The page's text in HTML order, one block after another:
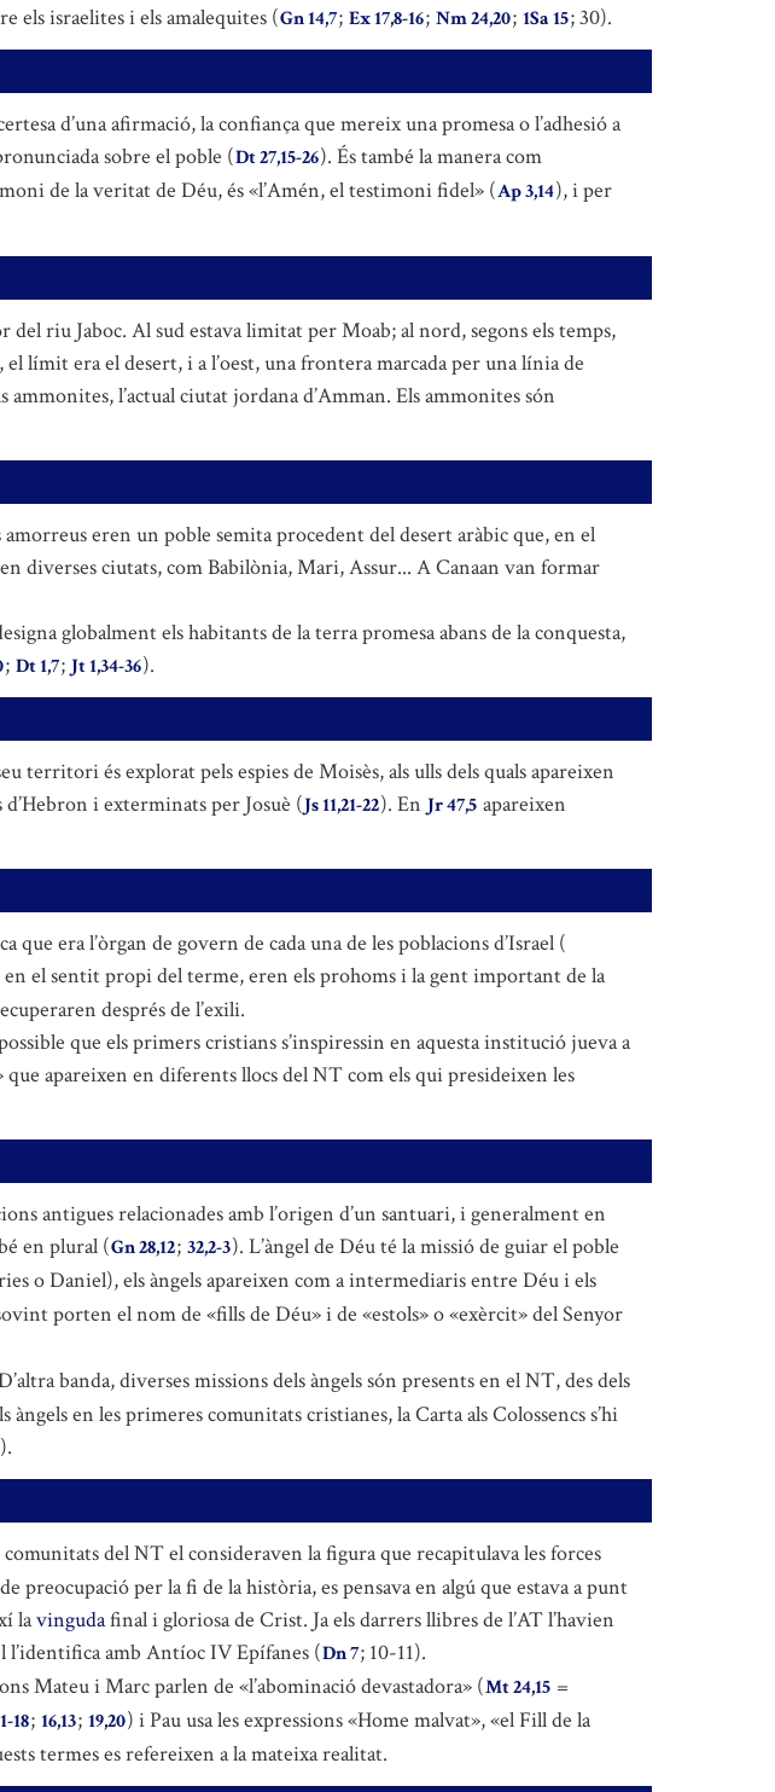
els israelites i els amalequites (Gn 14,7; Ex 17,8-16; Nm 24,20; 1Sa 15; 30).
d’una afirmació, la confiança que mereix una promesa o l’adhesió a
sobre el poble (Dt 27,15-26). És també la manera com
de la veritat de Déu, és «l’Amén, el testimoni fidel» (Ap 3,14), i per
del riu Jaboc. Al sud estava limitat per Moab; al nord, segons els temps,
límit era el desert, i a l’oest, una frontera marcada per una línia de
l’actual ciutat jordana d’Amman. Els ammonites són
amorreus eren un poble semita procedent del desert aràbic que, en el
diverses ciutats, com Babilònia, Mari, Assur... A Canaan van formar
globalment els habitants de la terra promesa abans de la conquesta,
; Dt 1,7; Jt 1,34-36).
territori és explorat pels espies de Moisès, als ulls dels quals apareixen
i exterminats per Josuè (Js 11,21-22). En Jr 47,5 apareixen
era l’òrgan de govern de cada una de les poblacions d’Israel (
en el sentit propi del terme, eren els prohoms i la gent important de la
després de l’exili.
que els primers cristians s’inspiressin en aquesta institució jueva a
que apareixen en diferents llocs del NT com els qui presideixen les
antigues relacionades amb l’origen d’un santuari, i generalment en
en plural (Gn 28,12; 32,2-3). L’àngel de Déu té la missió de guiar el poble
o Daniel), els àngels apareixen com a intermediaris entre Déu i els
porten el nom de «fills de Déu» i de «estols» o «exèrcit» del Senyor
banda, diverses missions dels àngels són presents en el NT, des dels
en les primeres comunitats cristianes, la Carta als Colossencs s’hi
).
del NT el consideraven la figura que recapitulava les forces
preocupació per la fi de la història, es pensava en algú que estava a punt
lavingudafinal i gloriosa de Crist. Ja els darrers llibres de l’AT l’havien
l’identifica amb Antíoc IV Epífanes (Dn 7; 10-11).
Mateu i Marc parlen de «l’abominació devastadora» (Mt 24,15 =
18; 16,13; 19,20) i Pau usa les expressions «Home malvat», «el Fill de la
termes es refereixen a la mateixa realitat.